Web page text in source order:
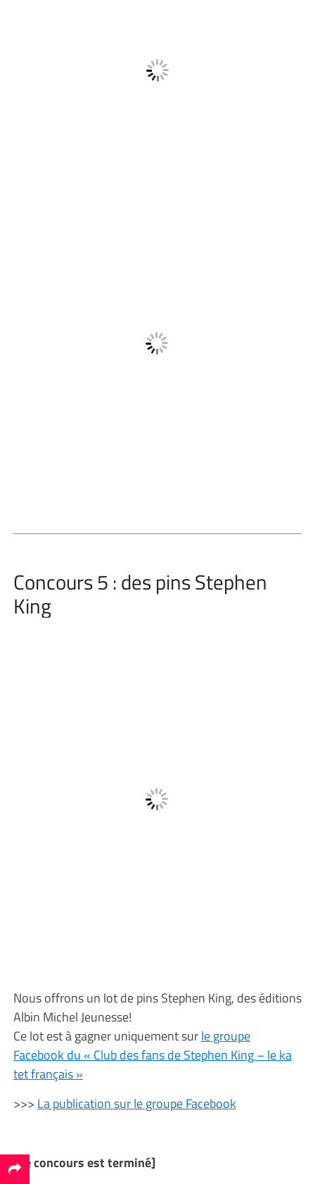
Concours 5 : des pins Stephen
King
Nous offrons un lot de pins Stephen King, des éditions
Albin Michel Jeunesse!
Ce lot est à gagner uniquement surle groupe
Facebook du « Club des fans de Stephen King – le ka
tet français »
>>> La publication sur le groupe Facebook
[Ce concours est terminé]